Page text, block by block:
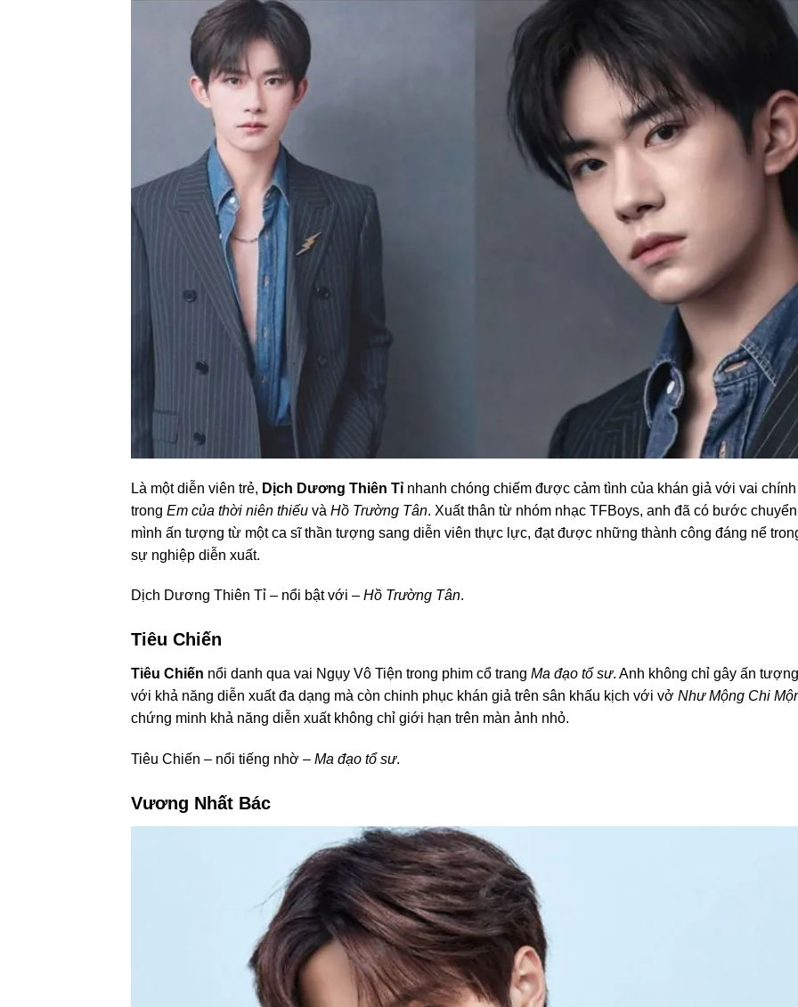
Là một diễn viên trẻ, Dịch Dương Thiên Tỉ nhanh chóng chiếm được cảm tình của khán giả với vai chính
trong Em của thời niên thiếu và Hồ Trường Tân. Xuất thân từ nhóm nhạc TFBoys, anh đã có bước chuyển
mình ấn tượng từ một ca sĩ thần tượng sang diễn viên thực lực, đạt được những thành công đáng nể
sự nghiệp diễn xuất.
Dịch Dương Thiên Tỉ – nổi bật với – Hồ Trường Tân.
Tiêu Chiến
Tiêu Chiến nổi danh qua vai Ngụy Vô Tiện trong phim cổ trang Ma đạo tổ sư. Anh không chỉ gây ấn tượng
với khả năng diễn xuất đa dạng mà còn chinh phục khán giả trên sân khấu kịch với vở Như Mộng Chi
chứng minh khả năng diễn xuất không chỉ giới hạn trên màn ảnh nhỏ.
Tiêu Chiến – nổi tiếng nhờ – Ma đạo tổ sư.
Vương Nhất Bác